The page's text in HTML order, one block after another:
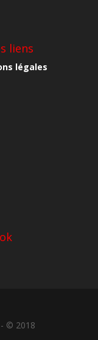
liens
légales
- © 2018